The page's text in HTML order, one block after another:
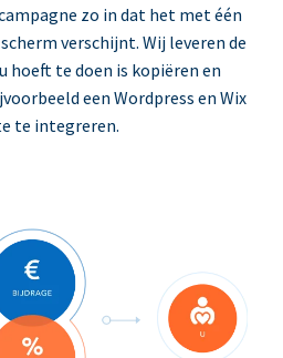
zo in dat het met één
verschijnt. Wij leveren de
hoeft te doen is kopiëren en
een Wordpress en Wix
te integreren.